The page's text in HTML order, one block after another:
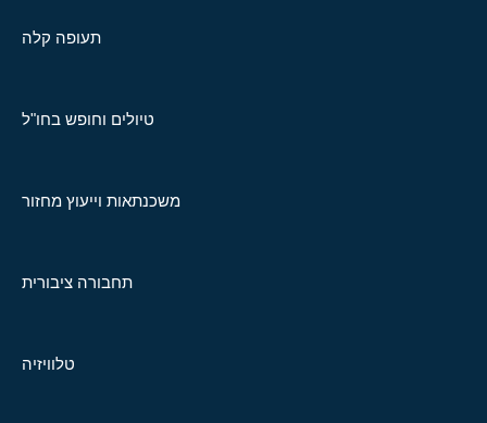
תעופה קלה
טיולים וחופש בחו"ל
משכנתאות וייעוץ מחזור
תחבורה ציבורית
טלוויזיה